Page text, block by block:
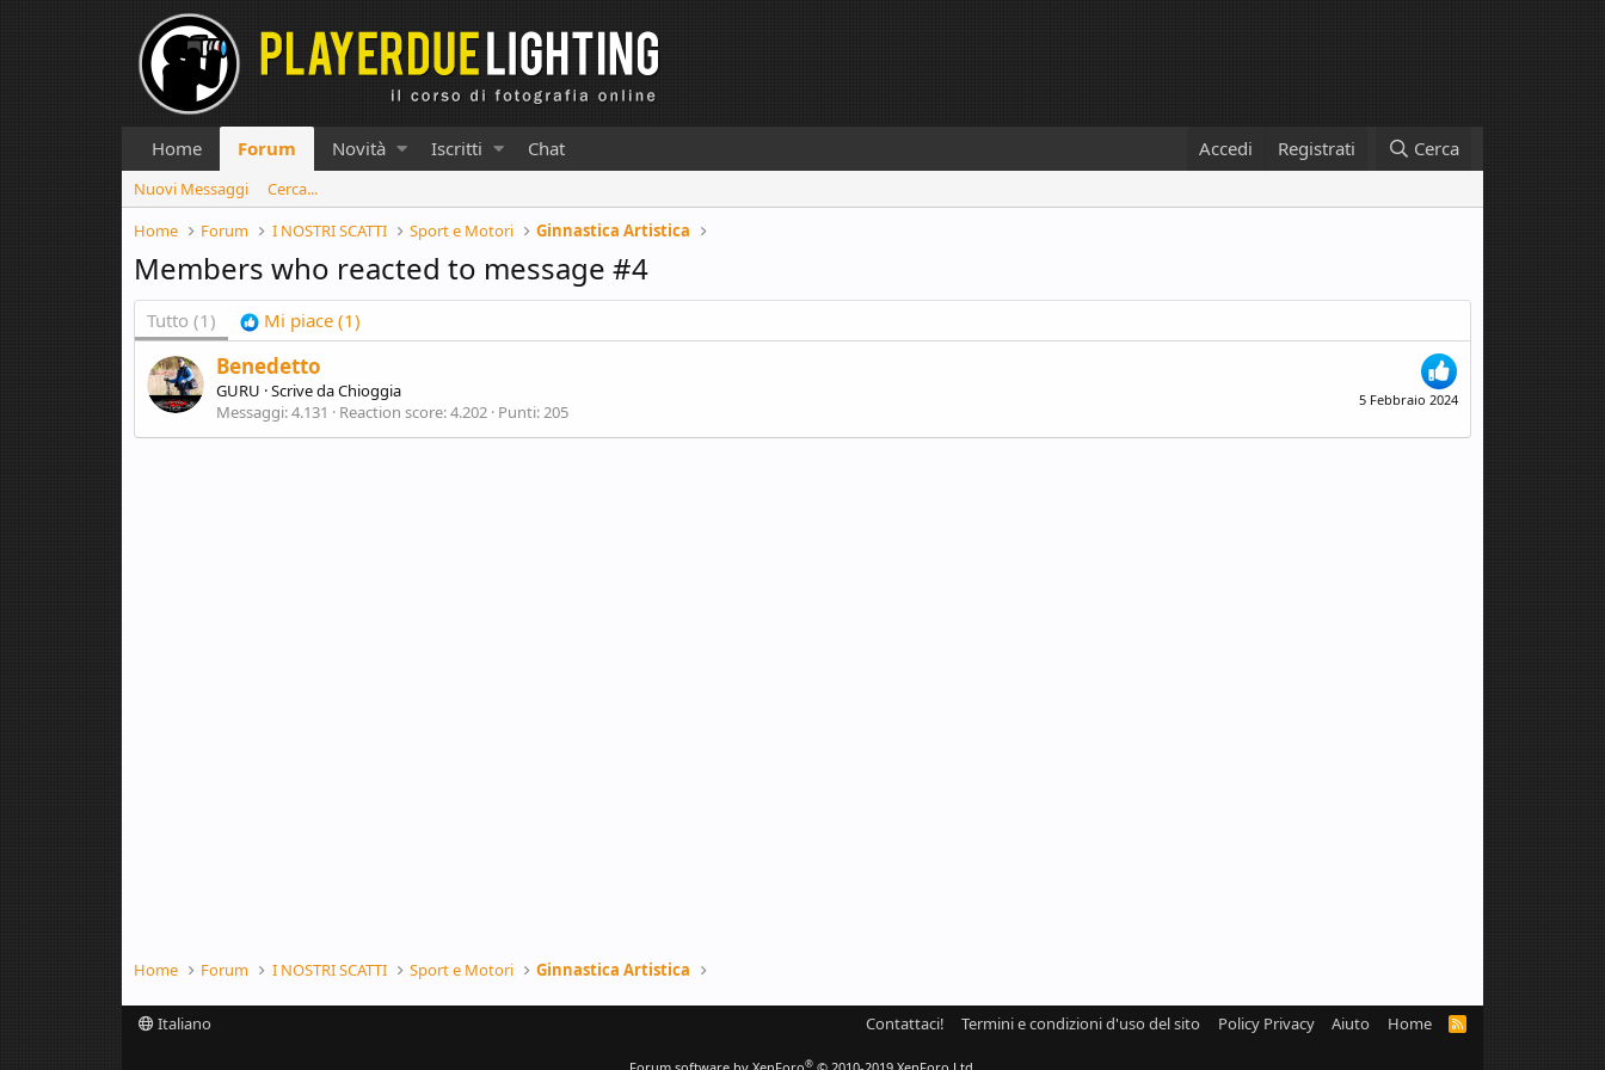
Home Forum Novità Iscritti Chat Accedi Registrati Cerca
Nuovi Messaggi
Cerca...
Home
Forum I NOSTRI SCATTI Sport e Motori Ginnastica Artistica
Members who reacted to message #4
Tutto (1) Mi piace (1)
5 Febbraio 2024
Benedetto
GURU ·Scrive daChioggia
Messaggi 4.131 Reaction score 4.202 Punti 205
Home Forum I NOSTRI SCATTI Sport e Motori Ginnastica Artistica
Italiano Contattaci! Termini e condizioni d'uso del sito Policy Privacy Aiuto Home
R
®